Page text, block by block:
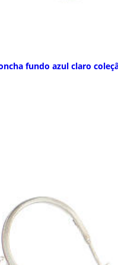
fundo azul claro